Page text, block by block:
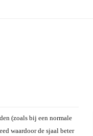
(zoals bij een normale
waardoor de sjaal beter